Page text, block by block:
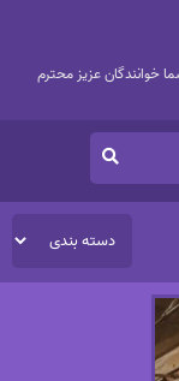
خوانندگان عزیز محترم